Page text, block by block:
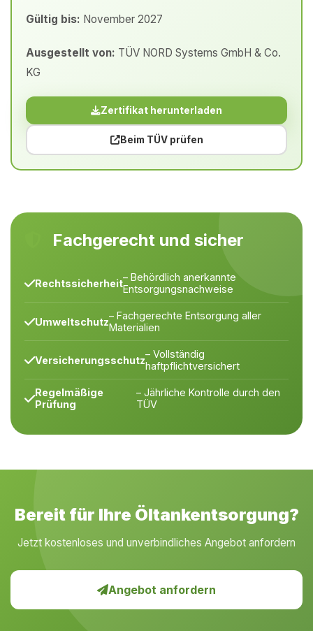
Gültig bis: November 2027
Ausgestellt von: TÜV NORD Systems GmbH & Co.
KG
Zertifikat herunterladen
Beim TÜV prüfen
Fachgerecht und sicher
Rechtssicherheit– Behördlich anerkannte
Entsorgungsnachweise
Umweltschutz– Fachgerechte Entsorgung aller
Materialien
Versicherungsschutz– Vollständig
haftpflichtversichert
Regelmäßige
Prüfung
– Jährliche Kontrolle durch den
TÜV
Bereit für Ihre Öltankentsorgung?
Jetzt kostenloses und unverbindliches Angebot anfordern
Angebot anfordern